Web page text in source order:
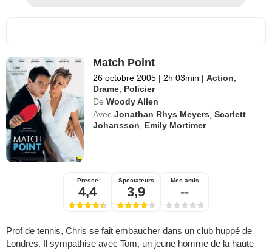
Match Point
26 octobre 2005 | 2h 03min | Action
Drame Policier
De Woody Allen
Avec Jonathan Rhys Meyers ,Scarlett
Johansson
Emily Mortimer
Presse
4,4
Spectateurs
3,9
Mes amis
--
Prof de tennis, Chris se fait embaucher dans un club huppé de
Londres. Il sympathise avec Tom, un jeune homme de la haute